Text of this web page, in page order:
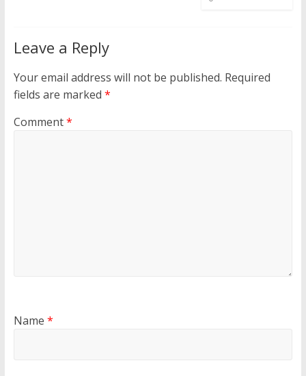
Leave a Reply
Your email address will not be published. Required
fields are marked *
Comment*
Name *